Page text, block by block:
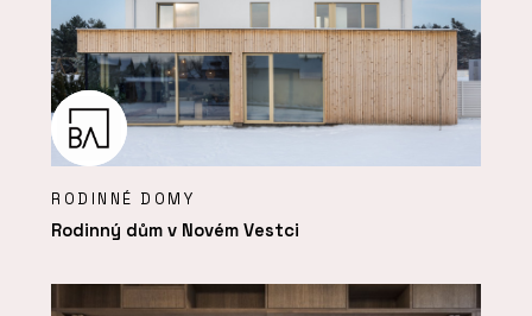
RODINNÉ DOMY
Rodinný dům v Novém Vestci